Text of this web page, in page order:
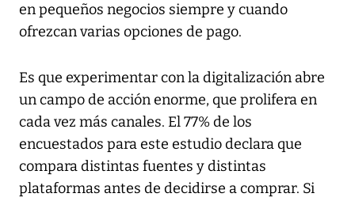
en pequeños negocios siempre y cuando
ofrezcan varias opciones de pago.
Es que experimentar con la digitalización abre
un campo de acción enorme, que prolifera en
cada vez más canales. El 77% de los
encuestados para este estudio declara que
compara distintas fuentes y distintas
plataformas antes de decidirse a comprar. Si